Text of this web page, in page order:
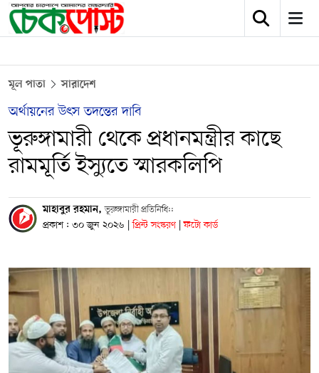
মূল পাতা সারাদেশ
অর্থায়নের উৎস তদন্তের দাবি
ভূরুঙ্গামারী থেকে প্রধানমন্ত্রীর কাছে
রামমূর্তি ইস্যুতে স্মারকলিপি
মাহাবুর রহমান,ভূরুঙ্গামারী প্রতিনিধি::
প্রকাশ : ৩০ জুন ২০২৬ | প্রিন্ট সংস্করণ | ফটো কার্ড